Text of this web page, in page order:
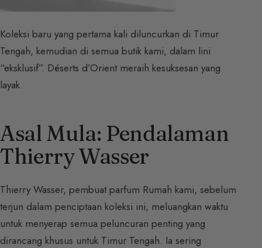
Koleksi baru yang pertama kali diluncurkan di Timur
Tengah, kemudian di semua butik kami, dalam lini
“eksklusif”. Déserts d’Orient meraih kesuksesan yang
layak.
Asal Mula: Pendalaman
Thierry Wasser
Thierry Wasser, pembuat parfum Rumah kami, sebelum
terjun dalam penciptaan koleksi ini, meluangkan waktu
untuk menyerap semua peluncuran penting yang
dirancang khusus untuk Timur Tengah. Ia sering